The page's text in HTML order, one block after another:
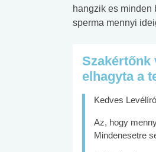
hangzik es minden
sperma mennyi
Szakértőnk
elhagyta a
Kedves
Az, hogy
Mindenesetre